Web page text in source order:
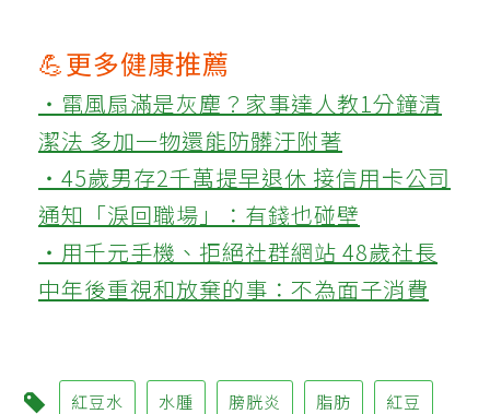
💪更多健康推薦
‧電風扇滿是灰塵？家事達人教1分鐘清
潔法 多加一物還能防髒汙附著
‧45歲男存2千萬提早退休 接信用卡公司
通知「淚回職場」：有錢也碰壁
‧用千元手機、拒絕社群網站 48歲社長
中年後重視和放棄的事：不為面子消費
紅豆水 水腫 膀胱炎 脂肪 紅豆